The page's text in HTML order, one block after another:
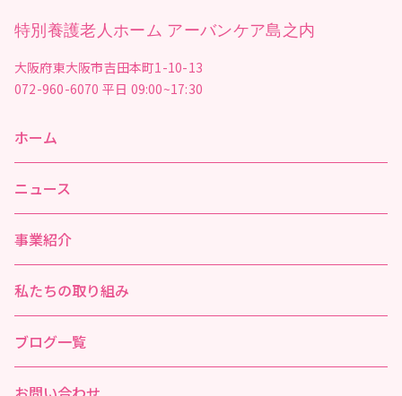
特別養護老人ホーム アーバンケア島之内
大阪府東大阪市吉田本町1-10-13
072-960-6070 平日 09:00~17:30
ホーム
ニュース
事業紹介
私たちの取り組み
ブログ一覧